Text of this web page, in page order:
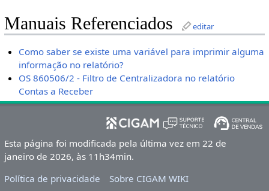
Manuais Referenciados editar
Como saber se existe uma variável para imprimir alguma
informação no relatório?
OS 860506/2 - Filtro de Centralizadora no relatório
Contas a Receber
Esta página foi modificada pela última vez em 22 de
janeiro de 2026, às 11h34min.
Política de privacidade
Sobre CIGAM WIKI